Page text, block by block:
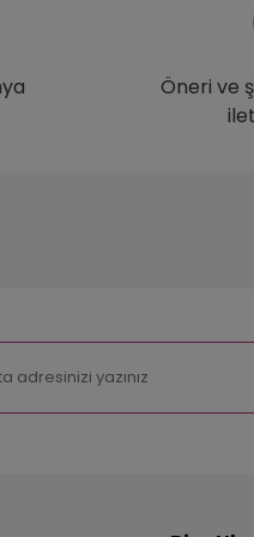
Öneri ve